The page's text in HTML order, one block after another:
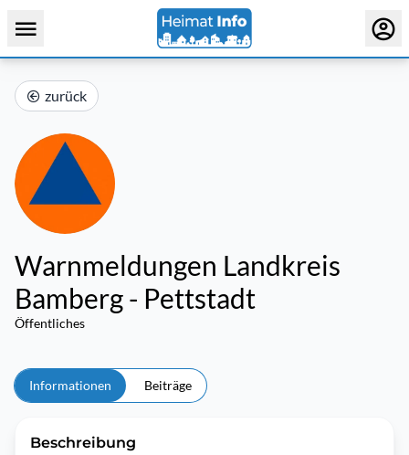
zurück
Warnmeldungen Landkreis
Bamberg - Pettstadt
Öffentliches
Informationen Beiträge
Beschreibung